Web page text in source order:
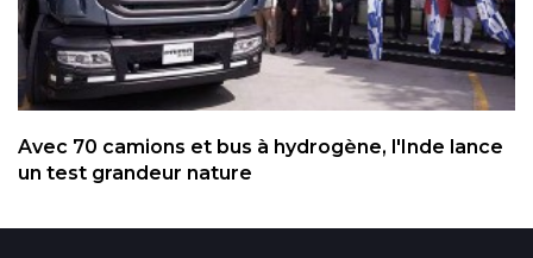
Avec 70 camions et bus à hydrogène, l'Inde lance
un test grandeur nature